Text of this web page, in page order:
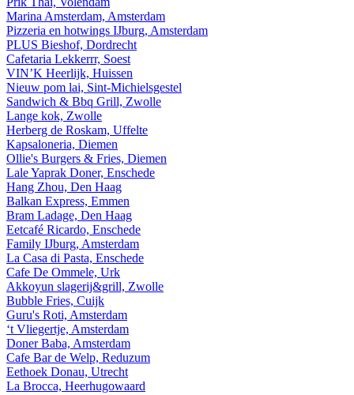
Marina Amsterdam, Amsterdam
Pizzeria en hotwings IJburg, Amsterdam
PLUS Bieshof, Dordrecht
Cafetaria Lekkerrr, Soest
VIN’K Heerlijk, Huissen
Nieuw pom lai, Sint-Michielsgestel
Sandwich & Bbq Grill, Zwolle
Lange kok, Zwolle
Herberg de Roskam, Uffelte
Kapsaloneria, Diemen
Ollie's Burgers & Fries, Diemen
Lale Yaprak Doner, Enschede
Hang Zhou, Den Haag
Balkan Express, Emmen
Bram Ladage, Den Haag
Eetcafé Ricardo, Enschede
Family IJburg, Amsterdam
La Casa di Pasta, Enschede
Cafe De Ommele, Urk
Akkoyun slagerij&grill, Zwolle
Bubble Fries, Cuijk
Guru's Roti, Amsterdam
‘t Vliegertje, Amsterdam
Doner Baba, Amsterdam
Cafe Bar de Welp, Reduzum
Eethoek Donau, Utrecht
La Brocca, Heerhugowaard